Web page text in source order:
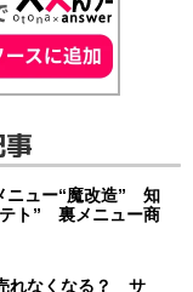
ニュー“魔改造” 知
ト” 裏メニュー商
れなくなる？ サ